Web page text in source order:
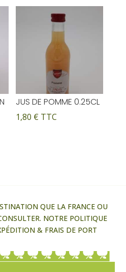
JUS DE POMME 0.25CL
1,80 € TTC
QUE LA FRANCE OU
NOTRE POLITIQUE
& FRAIS DE PORT